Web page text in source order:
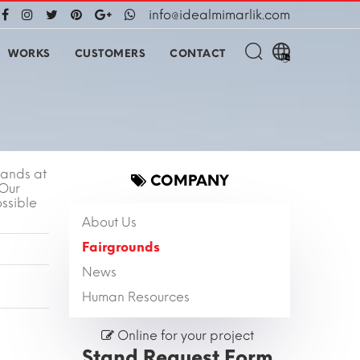
info@idealmimarlik.com
WORKS CUSTOMERS CONTACT
at
COMPANY
About Us
Fairgrounds
News
Human Resources
Online for your project